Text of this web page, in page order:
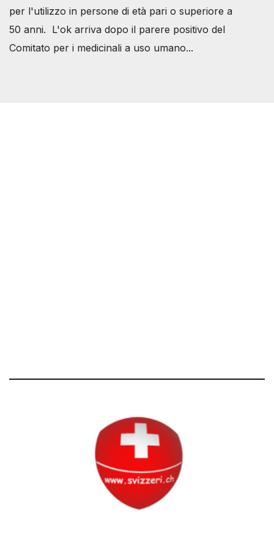
per l'utilizzo in persone di età pari o superiore a
50 anni. L'ok arriva dopo il parere positivo del
Comitato per i medicinali a uso umano...